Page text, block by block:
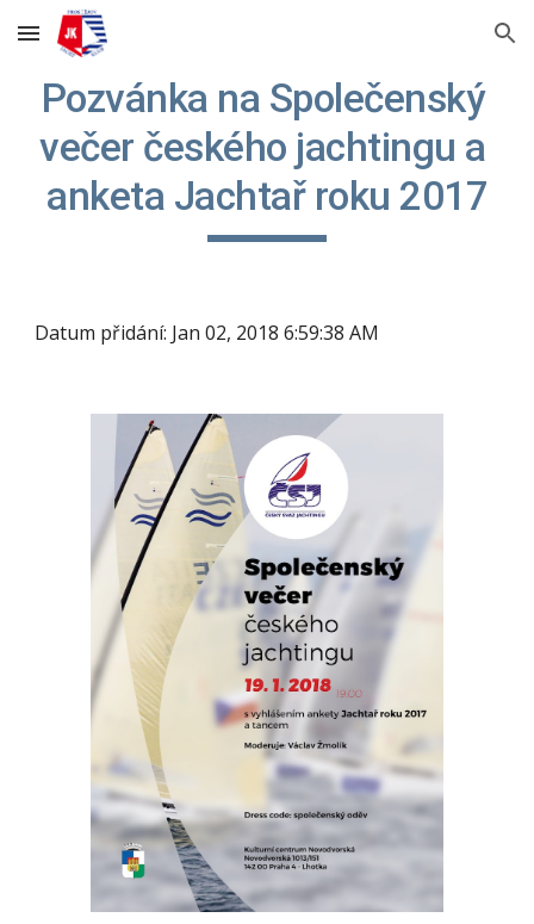
Skip to main content Skip to navigation
Pozvánka na Společenský
večer českého jachtingu a
anketa Jachtař roku 2017
Datum přidání: Jan 02, 2018 6:59:38 AM